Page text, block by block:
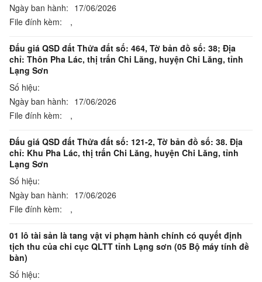
Ngày ban hành: 17/06/2026
File đính kèm:
,
Đấu giá QSD đất Thửa đất số: 464, Tờ bản đồ số: 38; Địa
chỉ: Thôn Pha Lác, thị trấn Chi Lăng, huyện Chi Lăng, tỉnh
Lạng Sơn
Số hiệu:
Ngày ban hành: 17/06/2026
File đính kèm:
,
Đấu giá QSD đất Thửa đất số: 121-2, Tờ bản đồ số: 38. Địa
chỉ: Khu Pha Lác, thị trấn Chi Lăng, huyện Chi Lăng, tỉnh
Lạng Sơn
Số hiệu:
Ngày ban hành: 17/06/2026
File đính kèm:
,
01 lô tài sản là tang vật vi phạm hành chính có quyết định
tịch thu của chi cục QLTT tỉnh Lạng sơn (05 Bộ máy tính đề
bàn)
Số hiệu: